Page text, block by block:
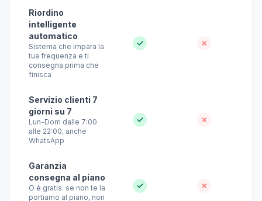
Riordino
intelligente
automatico
Sistema che impara la
tua frequenza e ti
consegna prima che
finisca
✓ ✗
Servizio clienti 7
giorni su 7
Lun-Dom dalle 7:00
alle 22:00, anche
WhatsApp
✓ ✗
Garanzia
consegna al piano
O è gratis: se non te la
portiamo al piano, non
✓ ✗